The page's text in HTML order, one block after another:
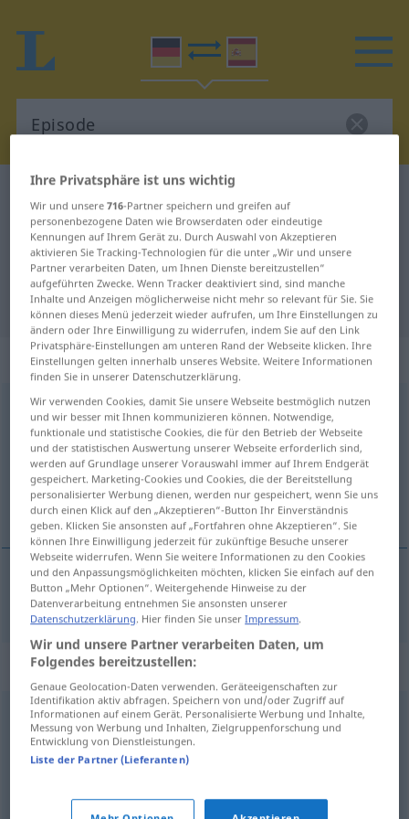
Deutsch-Spanisch Wörterbuch
Deutsch-Spanisch Übersetzung für
"Episode"
"Episode" Spanisch Übersetzung
„Episode“: Femininum
Episode [epiˈzoːdə]f <Episode;Episoden>
Übersicht aller Übersetzungen
(Für mehr Details die Übersetzung anklicken/antippen)
episodio
episodiom Episode
Synonyme für "Episode"
Fortsetzung,Weiterführung
Ihre Privatsphäre ist uns wichtig
Wir und unsere716-Partner speichern und greifen auf
personenbezogene Daten wie Browserdaten oder eindeutige
Kennungen auf Ihrem Gerät zu. Durch Auswahl von Akzeptieren
aktivieren Sie Tracking-Technologien für die unter „Wir und unsere
Partner verarbeiten Daten, um Ihnen Dienste bereitzustellen“
aufgeführten Zwecke. Wenn Tracker deaktiviert sind, sind manche
Inhalte und Anzeigen möglicherweise nicht mehr so relevant für Sie. Sie
können dieses Menü jederzeit wieder aufrufen, um Ihre Einstellungen zu
ändern oder Ihre Einwilligung zu widerrufen, indem Sie auf den Link
Privatsphäre-Einstellungen am unteren Rand der Webseite klicken. Ihre
Einstellungen gelten innerhalb unseres Website. Weitere Informationen
finden Sie in unserer Datenschutzerklärung.
Wir verwenden Cookies, damit Sie unsere Webseite bestmöglich nutzen
und wir besser mit Ihnen kommunizieren können. Notwendige,
funktionale und statistische Cookies, die für den Betrieb der Webseite
und der statistischen Auswertung unserer Webseite erforderlich sind,
werden auf Grundlage unserer Vorauswahl immer auf Ihrem Endgerät
gespeichert. Marketing-Cookies und Cookies, die der Bereitstellung
personalisierter Werbung dienen, werden nur gespeichert, wenn Sie uns
durch einen Klick auf den „Akzeptieren“-Button Ihr Einverständnis
geben. Klicken Sie ansonsten auf „Fortfahren ohne Akzeptieren“. Sie
können Ihre Einwilligung jederzeit für zukünftige Besuche unserer
Webseite widerrufen. Wenn Sie weitere Informationen zu den Cookies
und den Anpassungsmöglichkeiten möchten, klicken Sie einfach auf den
Button „Mehr Optionen“. Weitergehende Hinweise zu der
Datenverarbeitung entnehmen Sie ansonsten unserer
Datenschutzerklärung. Hier finden Sie unserImpressum.
Wir und unsere Partner verarbeiten Daten, um
Folgendes bereitzustellen:
Genaue Geolocation-Daten verwenden. Geräteeigenschaften zur
Identifikation aktiv abfragen. Speichern von und/oder Zugriff auf
Informationen auf einem Gerät. Personalisierte Werbung und Inhalte,
Messung von Werbung und Inhalten, Zielgruppenforschung und
Entwicklung von Dienstleistungen.
Liste der Partner (Lieferanten)